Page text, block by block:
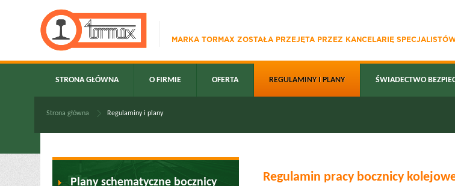
MARKA TORMAX ZOSTAŁA PRZEJĘTA PRZEZ KANCELARIĘ
STRONA GŁÓWNA O FIRMIE OFERTA REGULAMINY I PLANY ŚWIADECTWO
Strona główna Regulaminy i plany
Regulamin pracy bocznicy
Plany schematyczne bocznicy